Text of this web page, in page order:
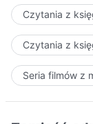
Czytania z
Czytania z
Seria filmów z